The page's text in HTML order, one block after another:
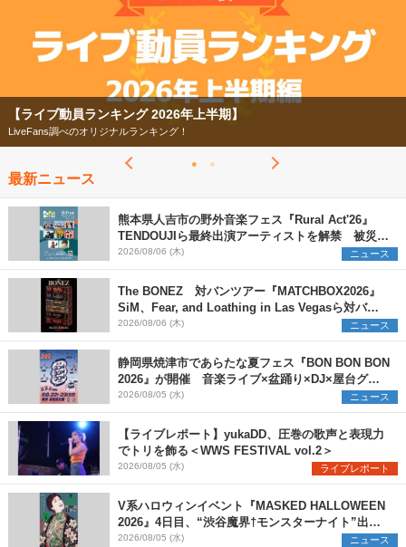
【ライブ動員ランキング 2026年上半期】
LiveFans調べのオリジナルランキング！
最新ニュース
熊本県人吉市の野外音楽フェス『Rural Act'26』
TENDOUJIら最終出演アーティストを解禁 被災地
支援プロジェクトの始動も発表
2026/08/06 (木) ニュース
The BONEZ 対バンツアー『MATCHBOX2026』
SiM、Fear, and Loathing in Las Vegasら対バン
アーティストを一斉解禁
2026/08/06 (木) ニュース
静岡県焼津市であらたな夏フェス『BON BON BON
2026』が開催 音楽ライブ×盆踊り×DJ×屋台グル
メ×ランタンナイトで彩る2日間
2026/08/05 (水) ニュース
【ライブレポート】yukaDD、圧巻の歌声と表現力
でトリを飾る＜WWS FESTIVAL vol.2＞
2026/08/05 (水) ライブレポート
V系ハロウィンイベント『MASKED HALLOWEEN
2026』4日目、“渋谷魔界†モンスターナイト”出演6
組を発表
2026/08/05 (水) ニュース